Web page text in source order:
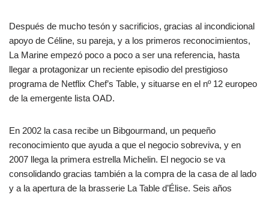
Después de mucho tesón y sacrificios, gracias al incondicional
apoyo de Céline, su pareja, y a los primeros reconocimientos,
La Marine empezó poco a poco a ser una referencia, hasta
llegar a protagonizar un reciente episodio del prestigioso
programa de Netflix Chef’s Table, y situarse en el nº 12 europeo
de la emergente lista OAD.
En 2002 la casa recibe un Bibgourmand, un pequeño
reconocimiento que ayuda a que el negocio sobreviva, y en
2007 llega la primera estrella Michelin. El negocio se va
consolidando gracias también a la compra de la casa de al lado
y a la apertura de la brasserie La Table d’Élise. Seis años